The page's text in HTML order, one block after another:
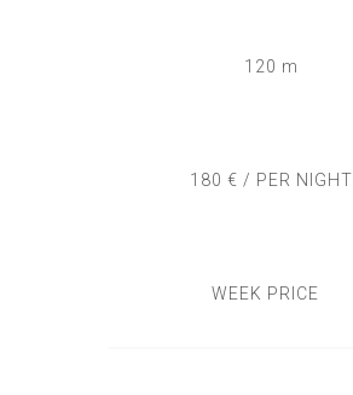
120 m
180 € / PER NIGHT
WEEK PRICE